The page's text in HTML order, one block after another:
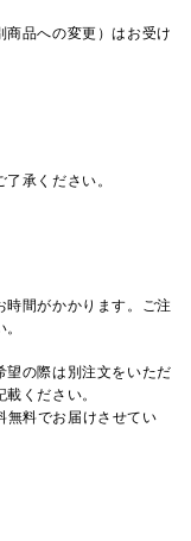
商品への変更）はお受け
承ください。
間がかかります。ご注
望の際は別注文をいただ
ください。
料でお届けさせてい